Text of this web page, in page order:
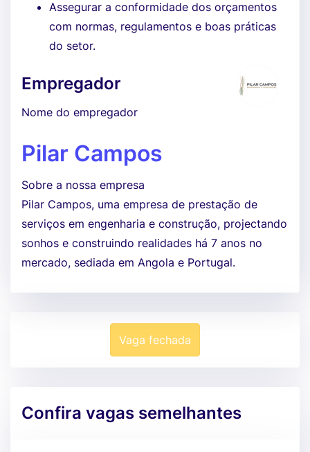
Assegurar a conformidade dos orçamentos
com normas, regulamentos e boas práticas
do setor.
Empregador
Nome do empregador
Pilar Campos
Sobre a nossa empresa
Pilar Campos, uma empresa de prestação de
serviços em engenharia e construção, projectando
sonhos e construindo realidades há 7 anos no
mercado, sediada em Angola e Portugal.
Vaga fechada
Confira vagas semelhantes